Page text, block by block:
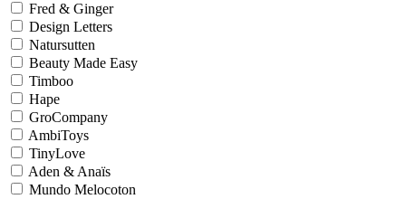
Fred & Ginger
Design Letters
Natursutten
Beauty Made Easy
Timboo
Hape
GroCompany
AmbiToys
TinyLove
Aden & Anaïs
Mundo Melocoton